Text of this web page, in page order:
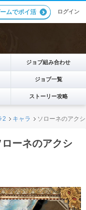
ムでポイ活 ログイン
ジョブ組み合わせ
ジョブ一覧
ストーリー攻略
2 キャラ ソローネのアク
ローネのアクシ